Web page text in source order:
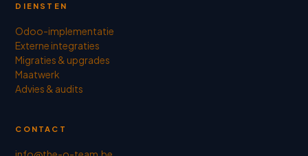
DIENSTEN
Odoo-implementatie
Externe integraties
Migraties & upgrades
Maatwerk
Advies & audits
CONTACT